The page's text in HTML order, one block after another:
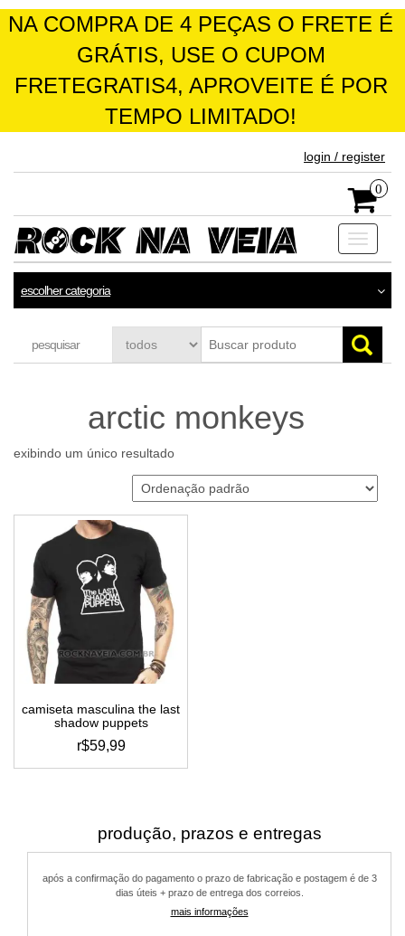
NA COMPRA DE 4 PEÇAS O FRETE É
GRÁTIS, USE O CUPOM
FRETEGRATIS4, APROVEITE É POR
TEMPO LIMITADO!
login / register
0
Toggle
escolher categoria
pesquisar
arctic monkeys
exibindo um único resultado
camiseta masculina the last
shadow puppets
r$59,99
este
várias
variantes.
opções
podem
produção, prazos e entregas
após a confirmação do pagamento o prazo de fabricação e postagem é de 3
dias úteis + prazo de entrega dos correios.
mais informações